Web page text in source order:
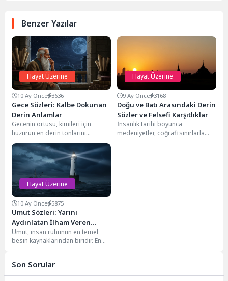
Benzer Yazılar
Hayat Üzerine
10 Ay Önce 3636
Gece Sözleri: Kalbe Dokunan
Derin Anlamlar
Gecenin örtüsü, kimileri için
huzurun en derin tonlarını
sunarken, kimileri içinse ruhun en
ücra köşelerinde...
Hayat Üzerine
9 Ay Önce 3168
Doğu ve Batı Arasındaki Derin
Sözler ve Felsefi Karşıtlıklar
İnsanlık tarihi boyunca
medeniyetler, coğrafi sınırlarla
Hayat Üzerine
10 Ay Önce 5875
Umut Sözleri: Yarını
Aydınlatan İlham Veren
Düşünceler
Umut, insan ruhunun en temel
besin kaynaklarından biridir. En
Son Sorular